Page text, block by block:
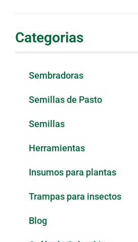
Categorias
Sembradoras
Semillas de Pasto
Semillas
Herramientas
Insumos para plantas
Trampas para insectos
Blog